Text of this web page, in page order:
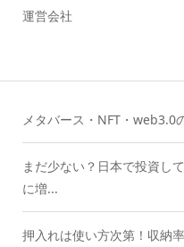
運営会社
メタバース・NFT・web3.0
まだ少ない？日本で投資し
に増...
押入れは使い方次第！収納